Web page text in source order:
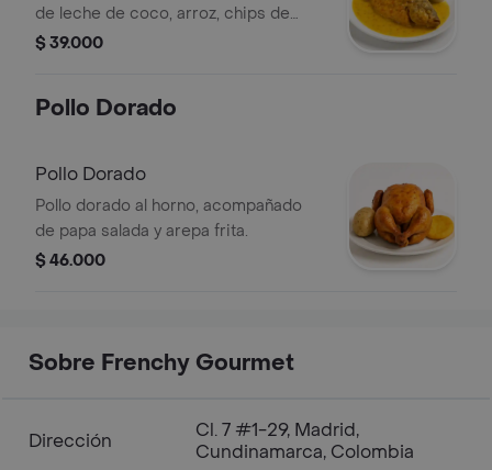
de leche de coco, arroz, chips de
platano y suero costeño.
$ 39.000
Pollo Dorado
Pollo Dorado
Pollo dorado al horno, acompañado
de papa salada y arepa frita.
$ 46.000
Sobre Frenchy Gourmet
Dirección
Cl. 7 #1-29, Madrid,
Cundinamarca, Colombia